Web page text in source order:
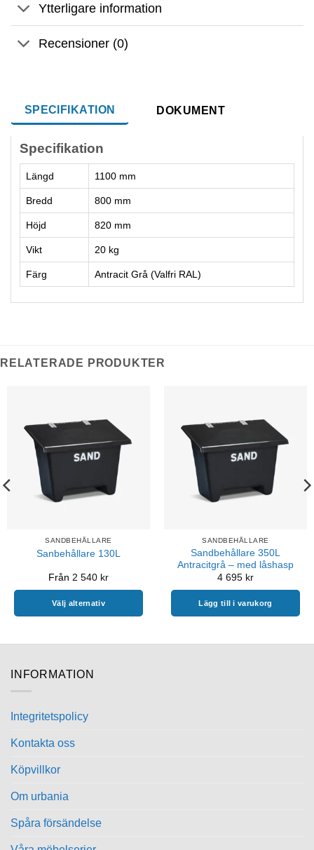
Ytterligare information
Recensioner (0)
SPECIFIKATION DOKUMENT
Specifikation
Längd 1100 mm
Bredd 800 mm
Höjd 820 mm
Vikt 20 kg
Färg Antracit Grå (Valfri RAL)
RELATERADE PRODUKTER
SANDBEHÅLLARE
Sanbehållare 130L
Från 2 540 kr
Välj alternativ
har
De
SANDBEHÅLLARE
Sandbehållare 350L
Antracitgrå – med låshasp
4 695 kr
Lägg till i varukorg
INFORMATION
Integritetspolicy
Kontakta oss
Köpvillkor
Om urbania
Spåra försändelse